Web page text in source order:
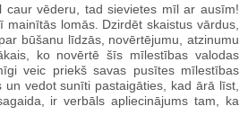
vēderu, tad sievietes mīl ar ausīm!
lomās. Dzirdēt skaistus vārdus,
būšanu līdzās, novērtējumu, atzinumu
ko novērtē šīs mīlestības valodas
veic priekš savas pusītes mīlestības
vedot sunīti pastaigāties, kad ārā līst,
ir verbāls apliecinājums tam, ka